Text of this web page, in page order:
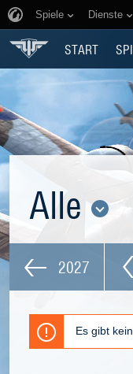
Spiele Dienste
START
Alle
2027
Es gibt